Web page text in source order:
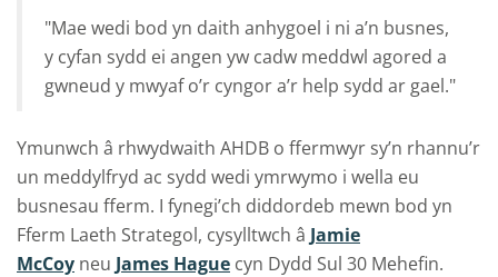
"Mae wedi bod yn daith anhygoel i ni a’n busnes,
y cyfan sydd ei angen yw cadw meddwl agored a
gwneud y mwyaf o’r cyngor a’r help sydd ar gael."
Ymunwch â rhwydwaith AHDB o ffermwyr sy’n rhannu’r
un meddylfryd ac sydd wedi ymrwymo i wella eu
busnesau fferm. I fynegi’ch diddordeb mewn bod yn
Fferm Laeth Strategol, cysylltwch â Jamie
McCoy neu James Hague cyn Dydd Sul 30 Mehefin.